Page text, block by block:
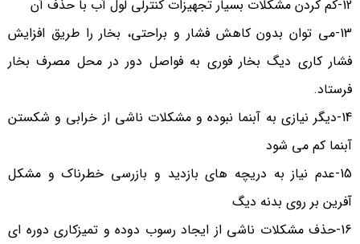
12-کم کردن مشکلات بسیار تجهیزات کنترلی لول آب با حذف آن
13-می توان بدون کاهش فشار و براحتی، بخار را طریق افزایش
فشار کاری دیگ بخار فوری به فواصل دور در محل مصرف بخار
فرستاد.
14-دیگر نیازی به آبنما نبوده و مشکلات ناشی از خرابی و شکستن
آبنما کم می شود
15-عدم نیاز به دریچه های بازدید و بازرسی خطرناک و مشکل
آفرین بر روی بدنه دیگ
16-حذف مشکلات ناشی از ایجاد رسوب دوده و تمیزکاری دوره ای